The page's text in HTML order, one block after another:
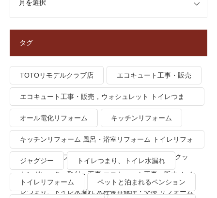
タグ
TOTOリモデルクラブ店 エコキュート工事・販売
エコキュート工事・販売，ウォシュレット トイレつま
り、トイレ水漏れ
オール電化リフォーム キッチンリフォーム
キッチンリフォーム 風呂・浴室リフォーム トイレリフォ
ーム 洗面所リフォーム オール電化リフォーム ＩＨクッ
キングヒーター取付・工事 エコキュート工事・販売 トイ
レつまり、トイレ水漏れ 水栓金具修理・交換 リフォーム
ジャグジー トイレつまり、トイレ水漏れ
トイレリフォーム ペットと泊まれるペンション